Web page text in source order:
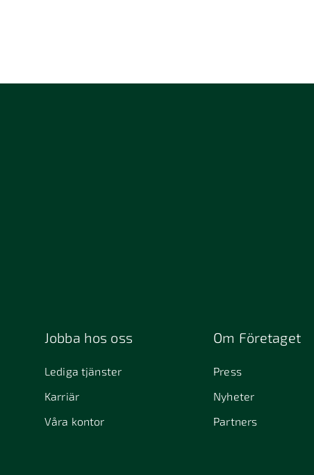
Jobba hos oss
Lediga tjänster
Karriär
Våra kontor
Om Företaget
Press
Nyheter
Partners